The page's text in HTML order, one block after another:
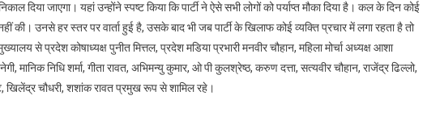
दिया जाएगा। यहां उन्होंने स्पष्ट किया कि पार्टी ने ऐसे सभी लोगों को पर्याप्त मौका दिया है। कल के दिन कोई
की। उनसे हर स्तर पर वार्ता हुई है, उसके बाद भी जब पार्टी के खिलाफ कोई व्यक्ति प्रचार में लगा रहता है तो
से प्रदेश कोषाध्यक्ष पुनीत मित्तल, प्रदेश मडिया प्रभारी मनवीर चौहान, महिला मोर्चा अध्यक्ष आशा
मानिक निधि शर्मा, गीता रावत, अभिमन्यु कुमार, ओ पी कुलश्रेष्ठ, करुण दत्ता, सत्यवीर चौहान, राजेंद्र ढिल्लो,
खिलेंद्र चौधरी, शशांक रावत प्रमुख रूप से शामिल रहे।